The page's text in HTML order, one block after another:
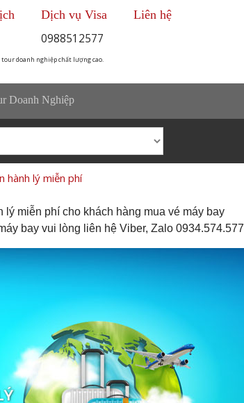
0988512577
doanh nghiệp chất lượng cao.
Dịch vụ Visa Liên hệ
Doanh Nghiệp
hành lý miễn phí
miễn phí cho khách hàng mua vé máy bay
bay vui lòng liên hệ Viber, Zalo 0934.574.577